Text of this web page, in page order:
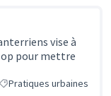
vise à
pour mettre
Pratiques urbaines